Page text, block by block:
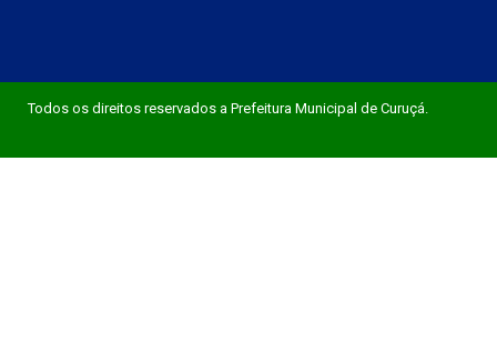
Todos os direitos reservados a Prefeitura Municipal de Curuçá.